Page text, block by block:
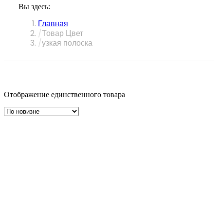
Вы здесь:
Главная
Товар Цвет
узкая полоска
Отображение единственного товара